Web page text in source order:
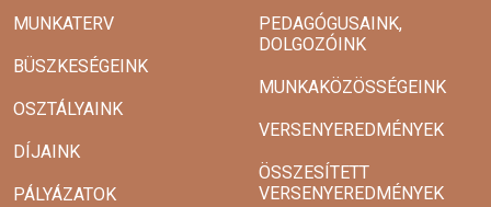
MUNKATERV
BÜSZKESÉGEINK
OSZTÁLYAINK
DÍJAINK
PÁLYÁZATOK
PEDAGÓGUSAINK,
DOLGOZÓINK
MUNKAKÖZÖSSÉGEINK
VERSENYEREDMÉNYEK
ÖSSZESÍTETT
VERSENYEREDMÉNYEK